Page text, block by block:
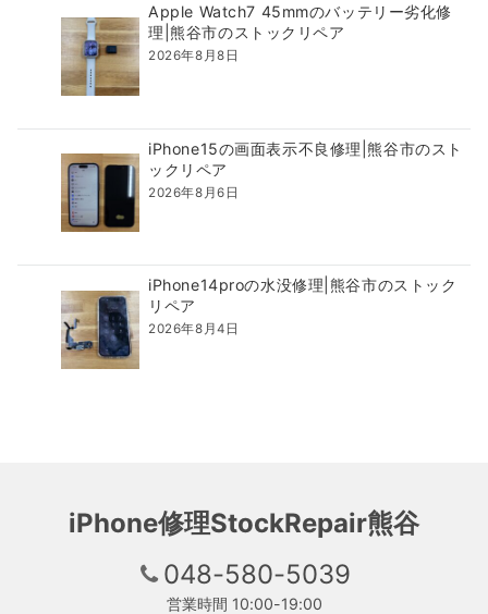
Apple Watch7 45mmのバッテリー劣化修
理|熊谷市のストックリペア
2026年8月8日
iPhone15の画面表示不良修理|熊谷市のスト
ックリペア
2026年8月6日
iPhone14proの水没修理|熊谷市のストック
リペア
2026年8月4日
iPhone修理StockRepair熊谷
048-580-5039
営業時間 10:00-19:00